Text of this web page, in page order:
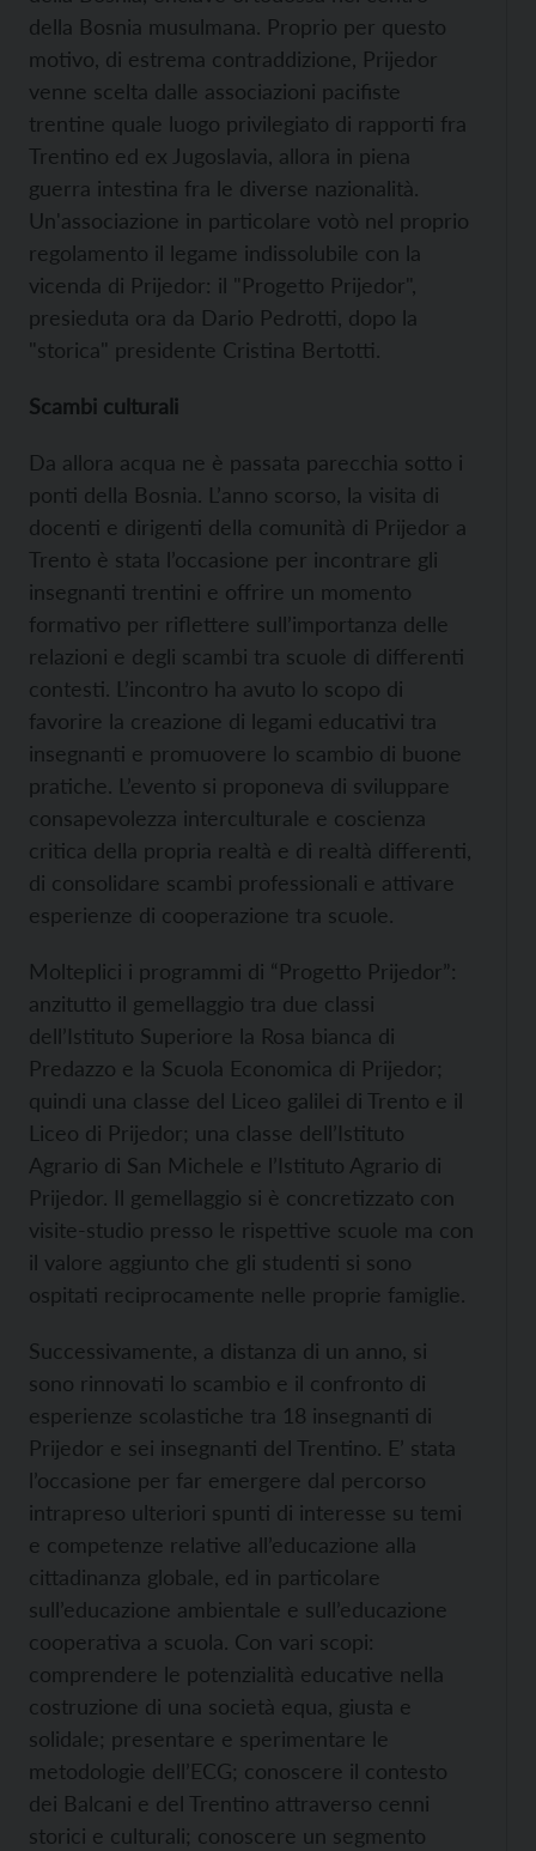
della Bosnia musulmana. Proprio per questo
motivo, di estrema contraddizione, Prijedor
venne scelta dalle associazioni pacifiste
trentine quale luogo privilegiato di rapporti fra
Trentino ed ex Jugoslavia, allora in piena
guerra intestina fra le diverse nazionalità.
Un'associazione in particolare votò nel proprio
regolamento il legame indissolubile con la
vicenda di Prijedor: il "Progetto Prijedor",
presieduta ora da Dario Pedrotti, dopo la
"storica" presidente Cristina Bertotti.
Scambi culturali
Da allora acqua ne è passata parecchia sotto i
ponti della Bosnia. L’anno scorso, la visita di
docenti e dirigenti della comunità di Prijedor a
Trento è stata l’occasione per incontrare gli
insegnanti trentini e offrire un momento
formativo per riflettere sull’importanza delle
relazioni e degli scambi tra scuole di differenti
contesti. L’incontro ha avuto lo scopo di
favorire la creazione di legami educativi tra
insegnanti e promuovere lo scambio di buone
pratiche. L’evento si proponeva di sviluppare
consapevolezza interculturale e coscienza
critica della propria realtà e di realtà differenti,
di consolidare scambi professionali e attivare
esperienze di cooperazione tra scuole.
Molteplici i programmi di “Progetto Prijedor”:
anzitutto il gemellaggio tra due classi
dell’Istituto Superiore la Rosa bianca di
Predazzo e la Scuola Economica di Prijedor;
quindi una classe del Liceo galilei di Trento e il
Liceo di Prijedor; una classe dell’Istituto
Agrario di San Michele e l’Istituto Agrario di
Prijedor. Il gemellaggio si è concretizzato con
visite-studio presso le rispettive scuole ma con
il valore aggiunto che gli studenti si sono
ospitati reciprocamente nelle proprie famiglie.
Successivamente, a distanza di un anno, si
sono rinnovati lo scambio e il confronto di
esperienze scolastiche tra 18 insegnanti di
Prijedor e sei insegnanti del Trentino. E’ stata
l’occasione per far emergere dal percorso
intrapreso ulteriori spunti di interesse su temi
e competenze relative all’educazione alla
cittadinanza globale, ed in particolare
sull’educazione ambientale e sull’educazione
cooperativa a scuola. Con vari scopi:
comprendere le potenzialità educative nella
costruzione di una società equa, giusta e
solidale; presentare e sperimentare le
metodologie dell’ECG; conoscere il contesto
dei Balcani e del Trentino attraverso cenni
storici e culturali; conoscere un segmento